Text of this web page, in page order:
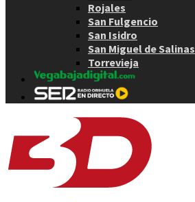
Rojales
San Fulgencio
San Isidro
San Miguel de Salinas
Torrevieja